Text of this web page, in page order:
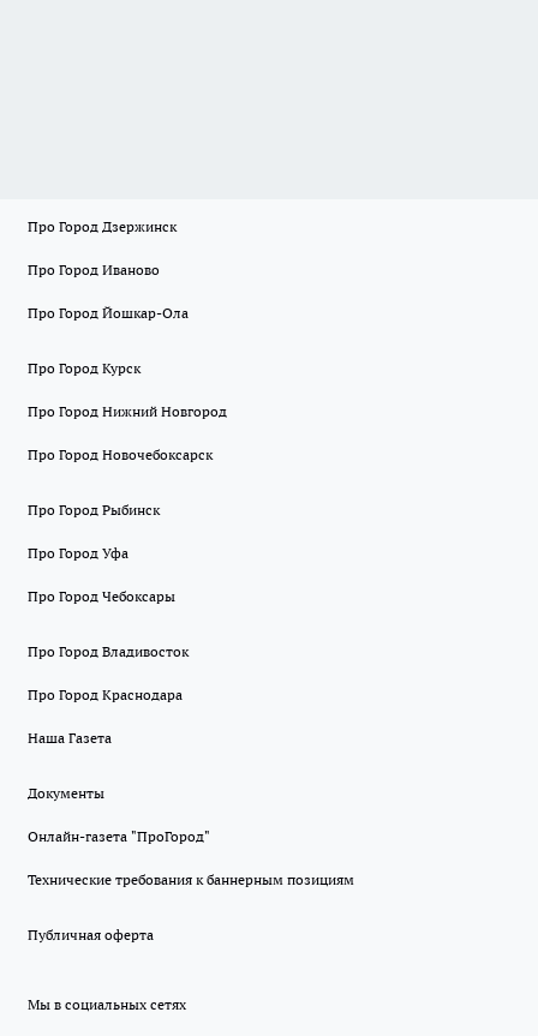
Про Город Дзержинск
Про Город Иваново
Про Город Йошкар-Ола
Про Город Курск
Про Город Нижний Новгород
Про Город Новочебоксарск
Про Город Рыбинск
Про Город Уфа
Про Город Чебоксары
Про Город Владивосток
Про Город Краснодара
Наша Газета
Документы
Онлайн-газета "ПроГород"
Технические требования к баннерным позициям
Публичная оферта
Мы в социальных сетях